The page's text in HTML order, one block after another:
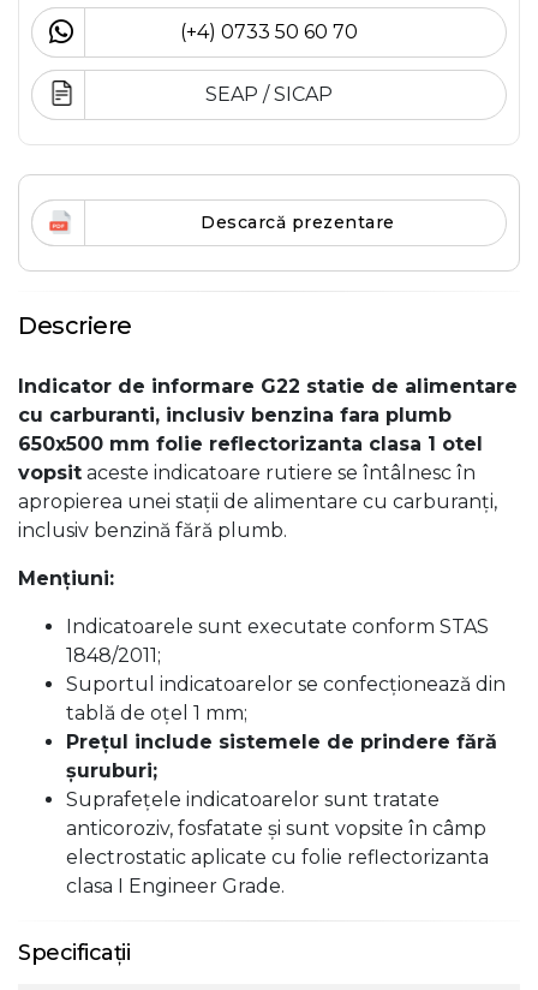
(+4) 0733 50 60 70
SEAP / SICAP
Descarcă prezentare
Descriere
Indicator de informare G22 statie de alimentare
cu carburanti, inclusiv benzina fara plumb
650x500 mm folie reflectorizanta clasa 1 otel
vopsit aceste indicatoare rutiere se întâlnesc în
apropierea unei stații de alimentare cu carburanți,
inclusiv benzină fără plumb.
Menţiuni:
Indicatoarele sunt executate conform STAS
1848/2011;
Suportul indicatoarelor se confecţionează din
tablă de oţel 1 mm;
Preţul include sistemele de prindere fără
şuruburi;
Suprafeţele indicatoarelor sunt tratate
anticoroziv, fosfatate şi sunt vopsite în câmp
electrostatic aplicate cu folie reflectorizanta
clasa I Engineer Grade.
Specificații